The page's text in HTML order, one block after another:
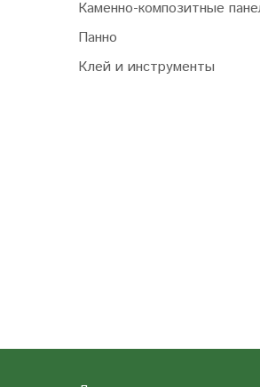
Каменно-композитные
Панно
Клей и инструменты